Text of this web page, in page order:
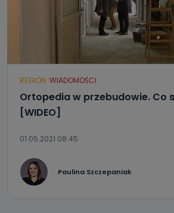
REGION WIADOMOŚCI
Ortopedia w przebudowie. Co
[WIDEO]
01.05.2021 08:45
Paulina Szczepaniak